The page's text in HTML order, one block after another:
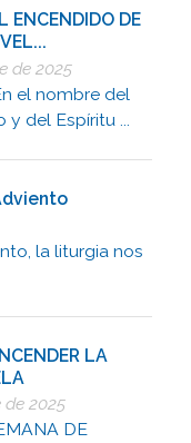
ENCENDIDO DE
de 2025
el nombre del
y del Espíritu ...
la liturgia nos
LA
de 2025
DE